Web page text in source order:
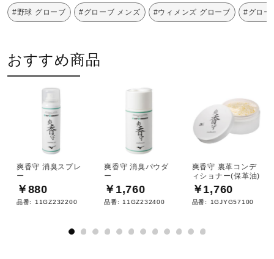
#野球 グローブ #グローブ メンズ #ウィメンズ グローブ #グロー
おすすめ商品
爽香守 消臭スプレ
ー
￥880
品番: 11GZ232200
爽香守 消臭パウダ
ー
￥1,760
品番: 11GZ232400
爽香守 裏革コンデ
ィショナー(保革油)
￥1,760
品番: 1GJYG57100